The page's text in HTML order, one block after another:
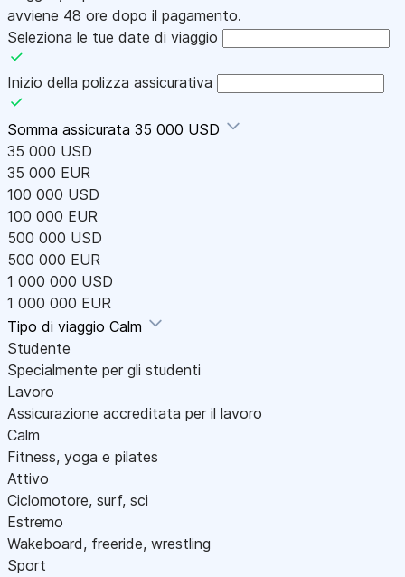
avviene 48 ore dopo il pagamento.
Seleziona le tue date di viaggio
Inizio della polizza assicurativa
Somma assicurata 35 000 USD
35 000 USD
35 000 EUR
100 000 USD
100 000 EUR
500 000 USD
500 000 EUR
1 000 000 USD
1 000 000 EUR
Tipo di viaggio Calm
Studente
Specialmente per gli studenti
Lavoro
Assicurazione accreditata per il lavoro
Calm
Fitness, yoga e pilates
Attivo
Ciclomotore, surf, sci
Estremo
Wakeboard, freeride, wrestling
Sport